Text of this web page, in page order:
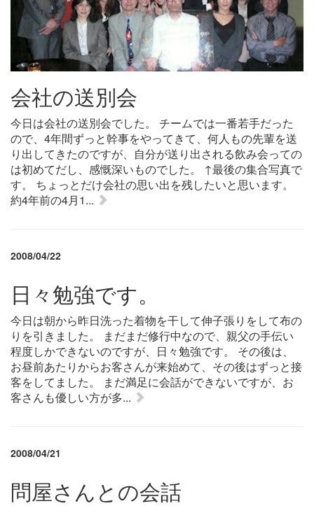
会社の送別会
今日は会社の送別会でした。 チームでは一番若手だった
ので、4年間ずっと幹事をやってきて、何人もの先輩を送
り出してきたのですが、自分が送り出される飲み会っての
は初めてだし、感慨深いものでした。 ↑最後の集合写真で
す。 ちょっとだけ会社の思い出を残したいと思います。
約4年前の4月1...
2008/04/22
日々勉強です。
今日は朝から昨日洗った着物を干して伸子張りをして布の
りを引きました。 まだまだ修行中なので、親父の手伝い
程度しかできないのですが、日々勉強です。 その後は、
お昼前あたりからお客さんが来始めて、その後はずっと接
客をしてました。 まだ満足に会話ができないですが、お
客さんも優しい方が多...
2008/04/21
問屋さんとの会話